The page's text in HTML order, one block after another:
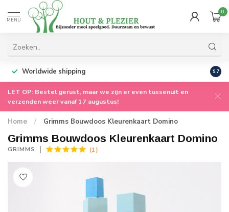
MENU
0
Worldwide shipping 9.7
LET OP: Bestel gerust, maar we zijn er even tussenuit en
verzenden weer vanaf 17 augustus!
Home / Grimms Bouwdoos Kleurenkaart Domino
Grimms Bouwdoos Kleurenkaart Domino
GRIMMS (1)